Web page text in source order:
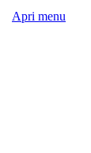
Apri menu